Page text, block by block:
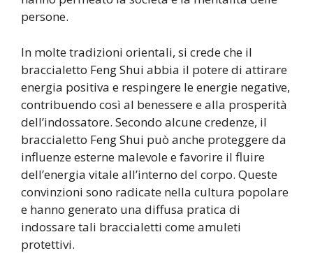
persone.
In molte tradizioni orientali, si crede che il
braccialetto Feng Shui abbia il potere di attirare
energia positiva e respingere le energie negative,
contribuendo così al benessere e alla prosperità
dell’indossatore. Secondo alcune credenze, il
braccialetto Feng Shui può anche proteggere da
influenze esterne malevole e favorire il fluire
dell’energia vitale all’interno del corpo. Queste
convinzioni sono radicate nella cultura popolare
e hanno generato una diffusa pratica di
indossare tali braccialetti come amuleti
protettivi.